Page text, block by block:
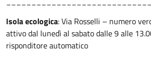
Isola ecologica: Via Rosselli – numero
attivo dal lunedì al sabato dalle 9 alle
risponditore automatico